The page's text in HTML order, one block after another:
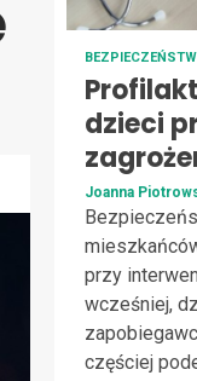
dzieci
Joanna
przy
wcześniej,
częściej